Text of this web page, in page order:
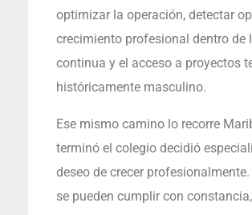
optimizar la operación, detectar
crecimiento profesional dentro
continua y el acceso a proyectos
históricamente masculino.
Ese mismo camino lo recorre
terminó el colegio decidió
deseo de crecer
se pueden cumplir con